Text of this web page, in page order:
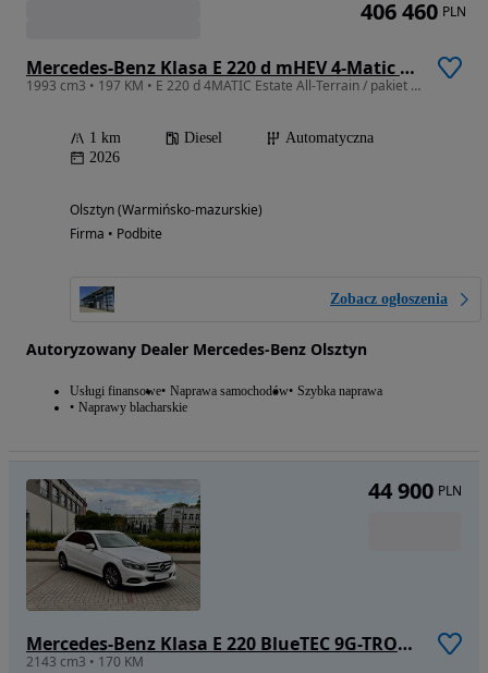
Mercedes-Benz Klasa E 220 d mHEV 4-Matic All-Terrain Avantgarde 9G-Tronic
1993 cm3 • 197 KM • E 220 d 4MATIC Estate All-Terrain / pakiet premium plus / rabat
1 km Diesel
Automatyczna
2026
Olsztyn (Warmińsko-mazurskie)
Firma • Podbite
Zobacz ogłoszenia
Autoryzowany Dealer Mercedes-Benz Olsztyn
Usługi finansowe Naprawa samochodów Szybka naprawa
Naprawy blacharskie
406 460 PLN
Mercedes-Benz Klasa E 220 BlueTEC 9G-TRONIC Avantgarde
2143 cm3 • 170 KM
44 900 PLN